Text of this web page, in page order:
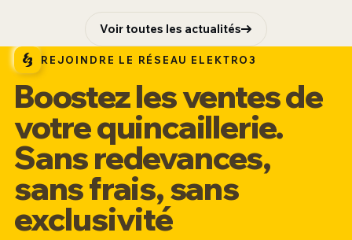
Voir toutes les actualités
REJOINDRE LE RÉSEAU ELEKTRO3
Boostez les ventes de
votre quincaillerie.
Sans redevances,
sans frais, sans
exclusivité